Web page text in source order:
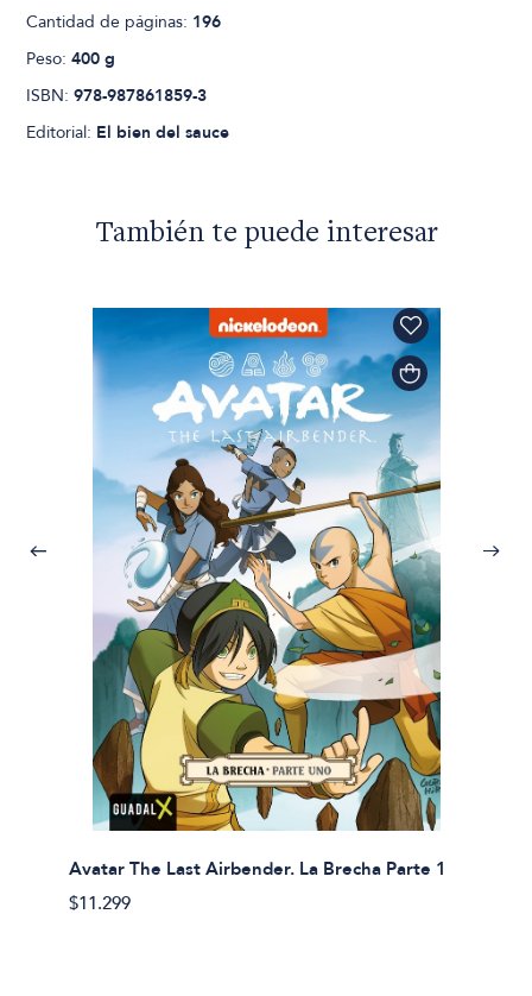
Cantidad de páginas: 196
Peso:400 g
ISBN:978-987861859-3
Editorial: El bien del sauce
También te puede interesar
Avatar The Last Airbender. La Brecha Parte 1
$11.299